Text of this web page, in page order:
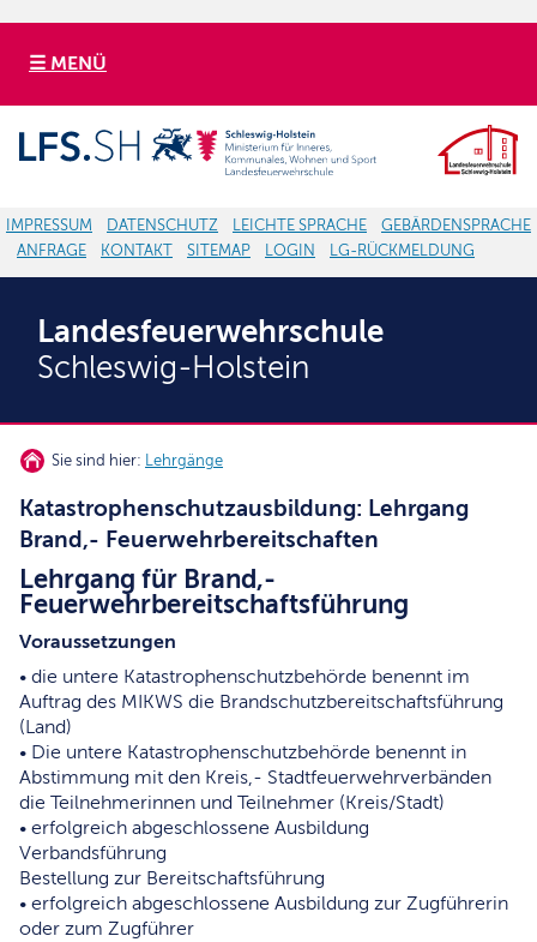
☰ MENÜ
IMPRESSUM DATENSCHUTZ LEICHTE SPRACHE
GEBÄRDENSPRACHE
ANFRAGE
KONTAKT SITEMAP LOGIN LG-RÜCKMELDUNG
Landesfeuerwehrschule
Schleswig-Holstein
Sie sind hier: Lehrgänge
Katastrophenschutzausbildung: Lehrgang
Brand,- Feuerwehrbereitschaften
Lehrgang für Brand,-
Feuerwehrbereitschaftsführung
Voraussetzungen
• die untere Katastrophenschutzbehörde benennt im
Auftrag des MIKWS die Brandschutzbereitschaftsführung
(Land)
• Die untere Katastrophenschutzbehörde benennt in
Abstimmung mit den Kreis,- Stadtfeuerwehrverbänden
die Teilnehmerinnen und Teilnehmer (Kreis/Stadt)
• erfolgreich abgeschlossene Ausbildung
Verbandsführung
Bestellung zur Bereitschaftsführung
• erfolgreich abgeschlossene Ausbildung zur Zugführerin
oder zum Zugführer